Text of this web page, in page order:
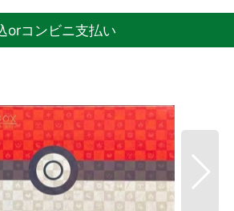
orコンビニ支払い